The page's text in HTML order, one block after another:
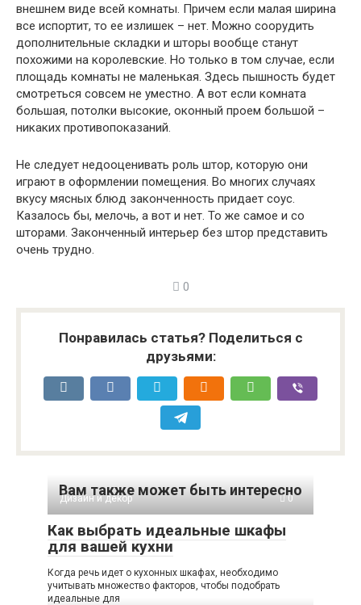
внешнем виде всей комнаты. Причем если малая ширина
все испортит, то ее излишек – нет. Можно соорудить
дополнительные складки и шторы вообще станут
похожими на королевские. Но только в том случае, если
площадь комнаты не маленькая. Здесь пышность будет
смотреться совсем не уместно. А вот если комната
большая, потолки высокие, оконный проем большой –
никаких противопоказаний.
Не следует недооценивать роль штор, которую они
играют в оформлении помещения. Во многих случаях
вкусу мясных блюд законченность придает соус.
Казалось бы, мелочь, а вот и нет. То же самое и со
шторами. Законченный интерьер без штор представить
очень трудно.
0
Понравилась статья? Поделиться с
друзьями:
Вам также может быть интересно
Дизайн и декор 0
Как выбрать идеальные шкафы
для вашей кухни
Когда речь идет о кухонных шкафах, необходимо
учитывать множество факторов, чтобы подобрать
идеальные для